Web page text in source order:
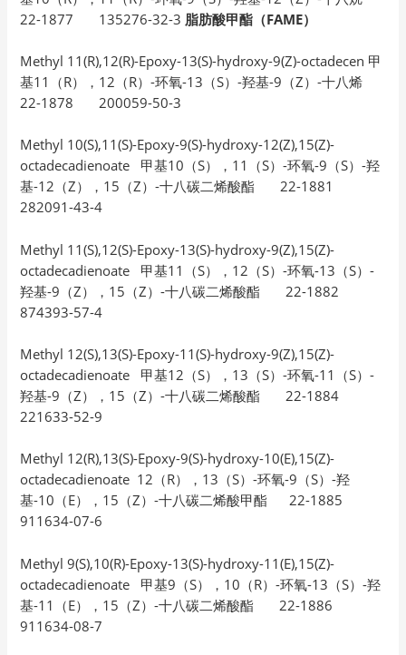
22-1877 135276-32-3 脂肪酸甲酯（FAME）
Methyl 11(R),12(R)-Epoxy-13(S)-hydroxy-9(Z)-octadecen 甲
基11（R），12（R）-环氧-13（S）-羟基-9（Z）-十八烯
22-1878 200059-50-3
Methyl 10(S),11(S)-Epoxy-9(S)-hydroxy-12(Z),15(Z)-
octadecadienoate 甲基10（S），11（S）-环氧-9（S）-羟
基-12（Z），15（Z）-十八碳二烯酸酯 22-1881
282091-43-4
Methyl 11(S),12(S)-Epoxy-13(S)-hydroxy-9(Z),15(Z)-
octadecadienoate 甲基11（S），12（S）-环氧-13（S）-
羟基-9（Z），15（Z）-十八碳二烯酸酯 22-1882
874393-57-4
Methyl 12(S),13(S)-Epoxy-11(S)-hydroxy-9(Z),15(Z)-
octadecadienoate 甲基12（S），13（S）-环氧-11（S）-
羟基-9（Z），15（Z）-十八碳二烯酸酯 22-1884
221633-52-9
Methyl 12(R),13(S)-Epoxy-9(S)-hydroxy-10(E),15(Z)-
octadecadienoate 12（R），13（S）-环氧-9（S）-羟
基-10（E），15（Z）-十八碳二烯酸甲酯 22-1885
911634-07-6
Methyl 9(S),10(R)-Epoxy-13(S)-hydroxy-11(E),15(Z)-
octadecadienoate 甲基9（S），10（R）-环氧-13（S）-羟
基-11（E），15（Z）-十八碳二烯酸酯 22-1886
911634-08-7